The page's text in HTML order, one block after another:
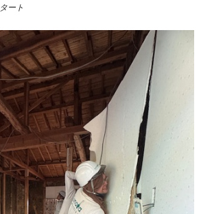
ート